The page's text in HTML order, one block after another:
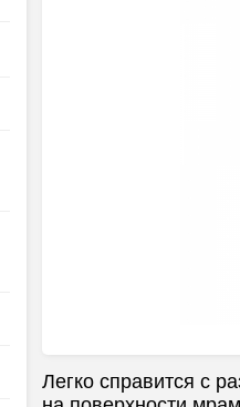
Легко справится с